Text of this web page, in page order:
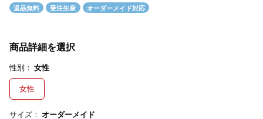
返品無料 受注生産 オーダーメイド対応
商品詳細を選択
性别： 女性
女性
サイズ： オーダーメイド